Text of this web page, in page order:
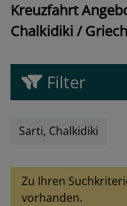
Kreuzfahrt
Chalkidiki /
Filter
Sarti, Chalkidiki
Zu Ihren
vorhanden.